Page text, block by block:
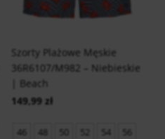
Szorty Plażowe Męskie
36R6107/M982 – Niebieskie
| Beach
149,99 zł
46 48 50 52 54 56